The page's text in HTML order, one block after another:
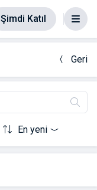
Şimdi Katıl
Geri
En yeni